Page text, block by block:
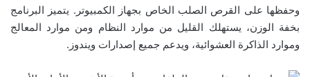
وحفظها على القرص الصلب الخاص بجهاز الكمبيوتر. يتميز البرنامج
بخفة الوزن، يستهلك القليل من موارد النظام ومن موارد المعالج
وموارد الذاكرة العشوائية، ويدعم جميع إصدارات ويندوز.